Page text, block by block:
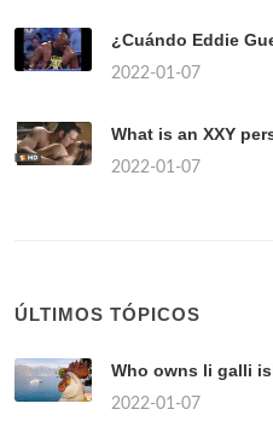
¿Cuándo Eddie
2022-01-07
What is an XXY
2022-01-07
ÚLTIMOS TÓPICOS
Who owns li galli
2022-01-07